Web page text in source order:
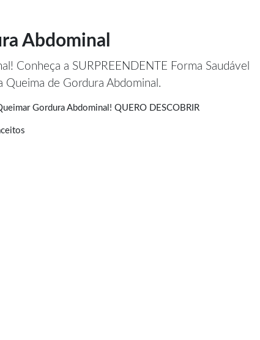
Abdominal
Conheça a SURPREENDENTE Forma Saudável
Queima de Gordura Abdominal.
Gordura Abdominal! QUERO DESCOBRIR